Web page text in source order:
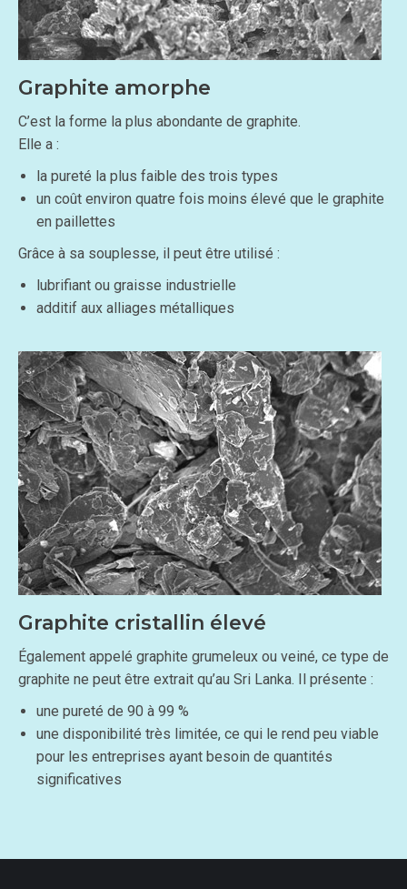
Graphite amorphe
C’est la forme la plus abondante de graphite.
Elle a :
la pureté la plus faible des trois types
un coût environ quatre fois moins élevé que le graphite
en paillettes
Grâce à sa souplesse, il peut être utilisé :
lubrifiant ou graisse industrielle
additif aux alliages métalliques
Graphite cristallin élevé
Également appelé graphite grumeleux ou veiné, ce type de
graphite ne peut être extrait qu’au Sri Lanka. Il présente :
une pureté de 90 à 99 %
une disponibilité très limitée, ce qui le rend peu viable
pour les entreprises ayant besoin de quantités
significatives